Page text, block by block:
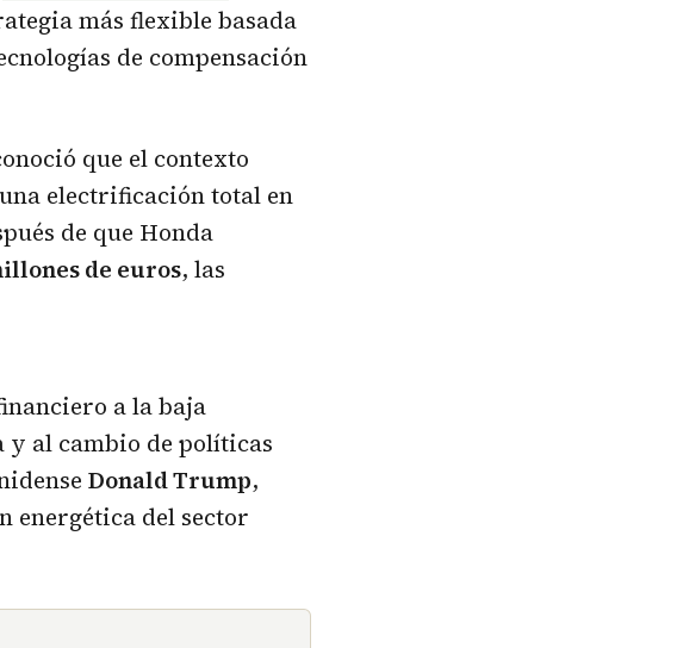
más flexible basada
de compensación
que el contexto
electrificación total en
de que Honda
de euros, las
a la baja
y al cambio de políticas
Donald Trump,
energética del sector